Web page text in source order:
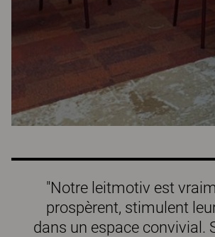
"Notre leitmotiv est
prospèrent, stimulent
dans un espace convivial.